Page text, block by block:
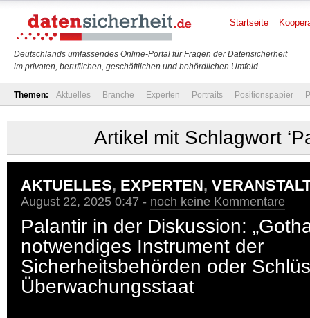
Deutschlands umfassendes Online-Portal für Fragen der Datensicherheit
im privaten, beruflichen, geschäftlichen und behördlichen Umfeld
Startseite
Themen: Aktuelles Branche Experten Portraits Positionspapier
Artikel mit Schlagwort
AKTUELLES, EXPERTEN,
August 22, 2025 0:47 - noch keine Kommentare
Palantir in der Diskussion:
notwendiges Instrument der
Sicherheitsbehörden oder
Überwachungsstaat